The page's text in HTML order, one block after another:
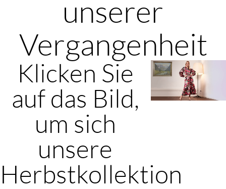
unserer
Vergangenheit
Klicken Sie
auf das Bild,
um sich
unsere
Herbstkollektion